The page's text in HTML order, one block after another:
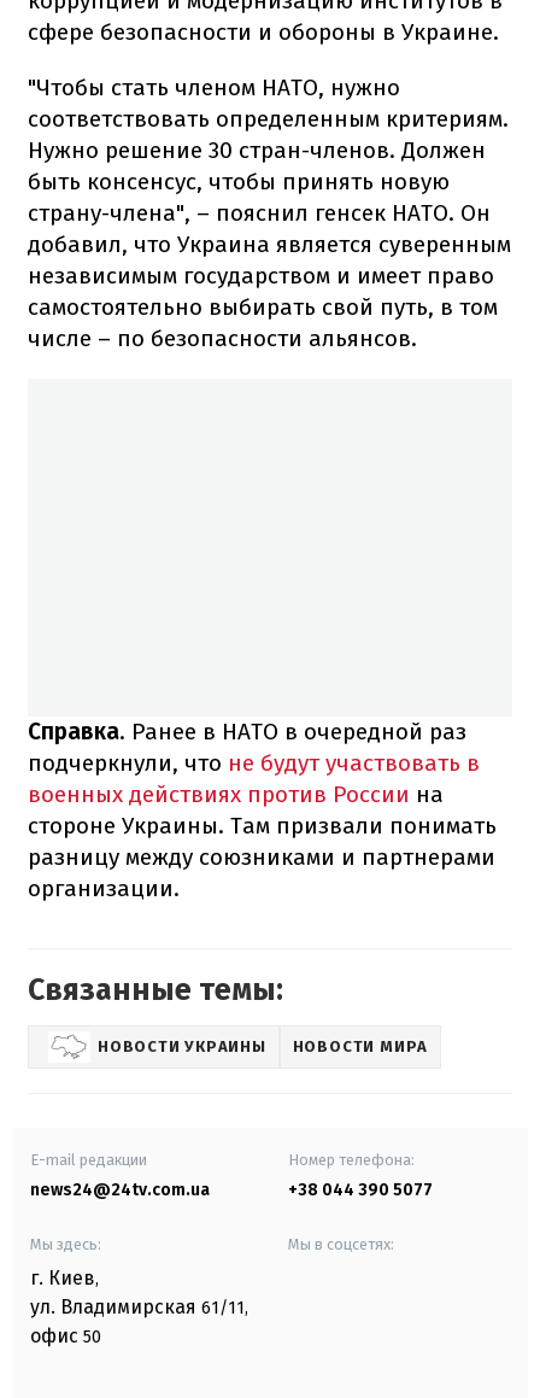
сфере безопасности и обороны в Украине.
"Чтобы стать членом НАТО, нужно
соответствовать определенным критериям.
Нужно решение 30 стран-членов. Должен
быть консенсус, чтобы принять новую
страну-члена", – пояснил генсек НАТО. Он
добавил, что Украина является суверенным
независимым государством и имеет право
самостоятельно выбирать свой путь, в том
числе – по безопасности альянсов.
Справка. Ранее в НАТО в очередной раз
подчеркнули, что не будут участвовать в
военных действиях против России на
стороне Украины. Там призвали понимать
разницу между союзниками и партнерами
организации.
Связанные темы:
НОВОСТИ УКРАИНЫ НОВОСТИ МИРА
E-mail редакции
news24@24tv.com.ua
Номер телефона:
+38 044 390 5077
Мы здесь:
г. Киев,
ул. Владимирская 61/11,
офис 50
Мы в соцсетях: